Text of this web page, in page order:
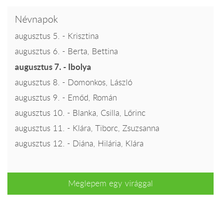
Névnapok
augusztus 5. - Krisztina
augusztus 6. - Berta, Bettina
augusztus 7. - Ibolya
augusztus 8. - Domonkos, László
augusztus 9. - Emőd, Román
augusztus 10. - Blanka, Csilla, Lőrinc
augusztus 11. - Klára, Tiborc, Zsuzsanna
augusztus 12. - Diána, Hilária, Klára
Meglepem egy virággal